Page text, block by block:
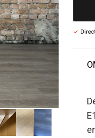
✓